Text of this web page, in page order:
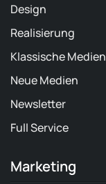
Design
Realisierung
Klassische Medien
Neue Medien
Newsletter
Full Service
Marketing